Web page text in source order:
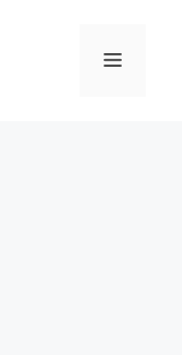
Menu